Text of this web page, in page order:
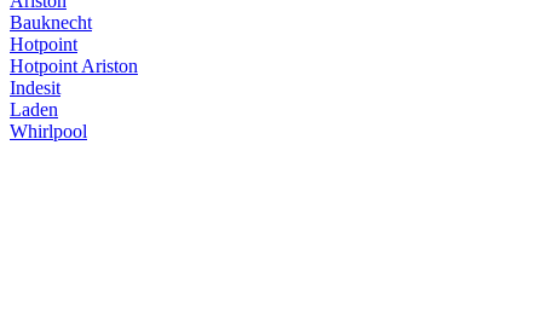
Bauknecht
Hotpoint
Hotpoint Ariston
Indesit
Laden
Whirlpool